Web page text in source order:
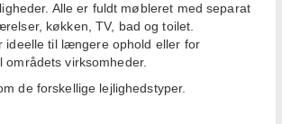
Alle er fuldt møbleret med separat
køkken, TV, bad og toilet.
ideelle til længere ophold eller for
områdets virksomheder.
de forskellige lejlighedstyper.